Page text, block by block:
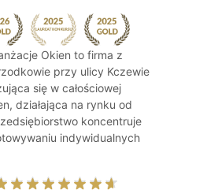
Okien to firma z
przy ulicy Kczewie
się w całościowej
działająca na rynku od
koncentruje
indywidualnych